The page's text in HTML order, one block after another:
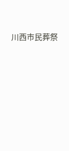
川西市民葬祭